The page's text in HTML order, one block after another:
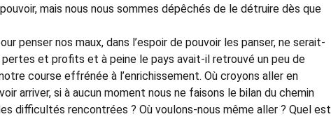
mais nous nous sommes dépêchés de le détruire dès que
penser nos maux, dans l’espoir de pouvoir les panser, ne serait-
et profits et à peine le pays avait-il retrouvé un peu de
course effrénée à l’enrichissement. Où croyons aller en
arriver, si à aucun moment nous ne faisons le bilan du chemin
difficultés rencontrées ? Où voulons-nous même aller ? Quel est